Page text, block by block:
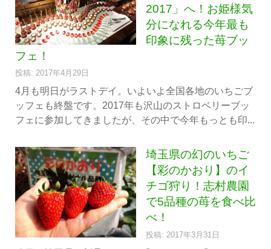
2017」へ！お姫様気
分になれる今年最も
印象に残った苺ブッ
フェ！
投稿: 2017年4月29日
4月も明日がラストデイ。いよいよ全国各地のいちごブ
ッフェも終盤です。2017年も沢山のストロベリーブッ
フェに参加してきましたが、その中で今年もっとも印...
埼玉県の幻のいちご
【彩のかおり】のイ
チゴ狩り！志村農園
で5品種の苺を食べ比
べ！
投稿: 2017年3月31日